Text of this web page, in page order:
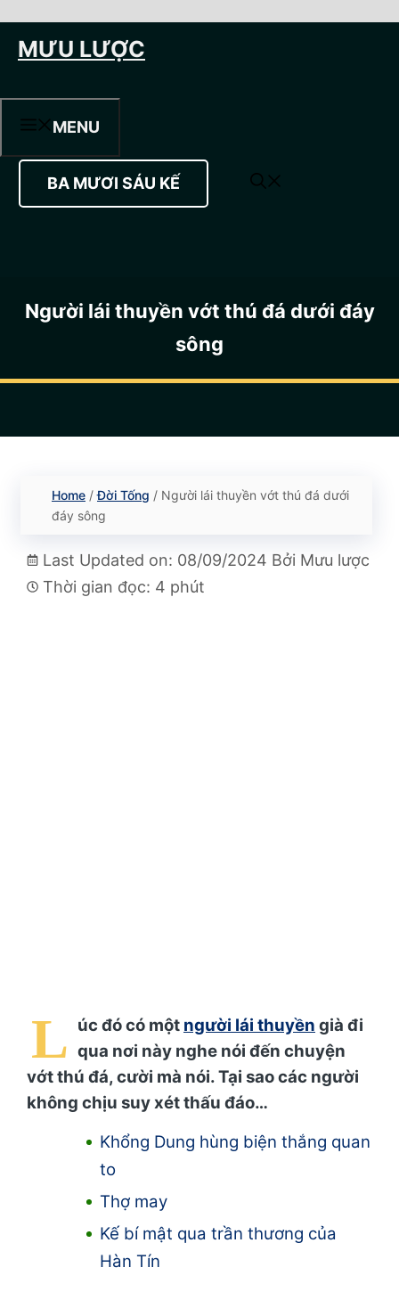
đếnMƯU LƯỢC
MENU
BA MƯƠI SÁU KẾ
Người lái thuyền vớt thú đá dưới đáy
sông
Home /Đời Tống / Người lái thuyền vớt thú đá dưới
đáy sông
Last Updated on: 08/09/2024 Bởi Mưu lược
Thời gian đọc: 4 phút
L úc đó có một người lái thuyền già đi
qua nơi này nghe nói đến chuyện
vớt thú đá, cười mà nói. Tại sao các người
không chịu suy xét thấu đáo…
Khổng Dung hùng biện thắng quan
to
Thợ may
Kế bí mật qua trần thương của
Hàn Tín